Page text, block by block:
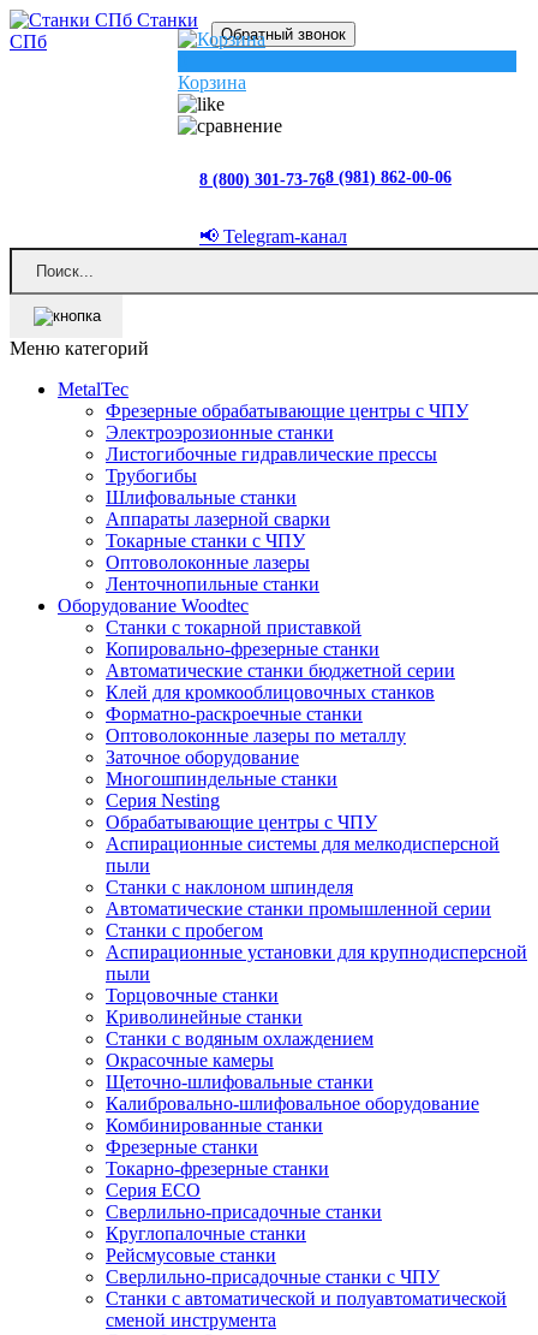
Станки
СПб
Обратный звонок
Корзина
8 (800) 301-73-768 (981) 862-00-06
📢 Telegram-канал
Меню категорий
MetalTec
Фрезерные обрабатывающие центры с ЧПУ
Электроэрозионные станки
Листогибочные гидравлические прессы
Трубогибы
Шлифовальные станки
Аппараты лазерной сварки
Токарные станки с ЧПУ
Оптоволоконные лазеры
Ленточнопильные станки
Оборудование Woodtec
Станки с токарной приставкой
Копировально-фрезерные станки
Автоматические станки бюджетной серии
Клей для кромкооблицовочных станков
Форматно-раскроечные станки
Оптоволоконные лазеры по металлу
Заточное оборудование
Многошпиндельные станки
Серия Nesting
Обрабатывающие центры с ЧПУ
Аспирационные системы для мелкодисперсной
пыли
Станки с наклоном шпинделя
Автоматические станки промышленной серии
Станки с пробегом
Аспирационные установки для крупнодисперсной
пыли
Торцовочные станки
Криволинейные станки
Станки с водяным охлаждением
Окрасочные камеры
Щеточно-шлифовальные станки
Калибровально-шлифовальное оборудование
Комбинированные станки
Фрезерные станки
Токарно-фрезерные станки
Серия ECO
Сверлильно-присадочные станки
Круглопалочные станки
Рейсмусовые станки
Сверлильно-присадочные станки с ЧПУ
Станки с автоматической и полуавтоматической
сменой инструмента